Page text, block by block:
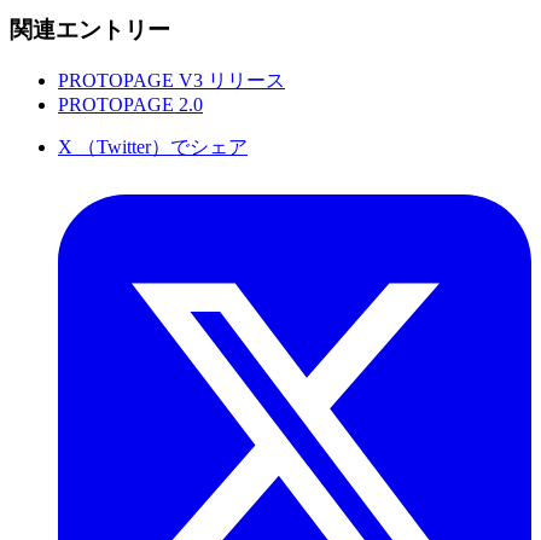
関連エントリー
PROTOPAGE V3 リリース
PROTOPAGE 2.0
X （Twitter）でシェア